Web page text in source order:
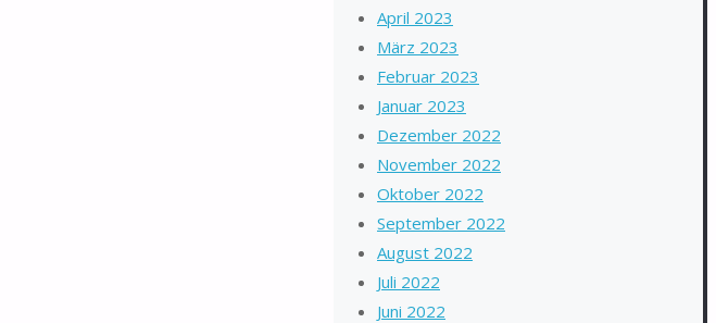
April 2023
März 2023
Februar 2023
Januar 2023
Dezember 2022
November 2022
Oktober 2022
September 2022
August 2022
Juli 2022
Juni 2022